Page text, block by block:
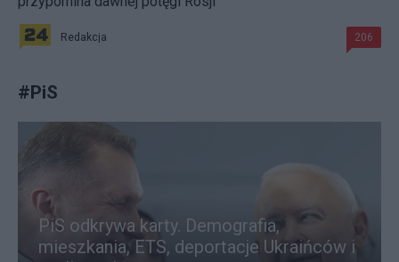
Redakcja 206
#PiS
PiS odkrywa karty. Demografia,
mieszkania, ETS, deportacje Ukraińców i